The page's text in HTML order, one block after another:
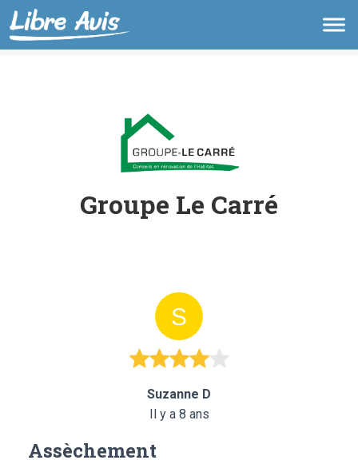
Groupe Le Carré
Suzanne D
Il y a 8 ans
Assèchement